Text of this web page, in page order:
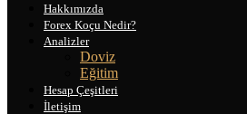
Hakkımızda
Forex Koçu Nedir?
Analizler
Doviz
Eğitim
Hesap Çeşitleri
İletişim